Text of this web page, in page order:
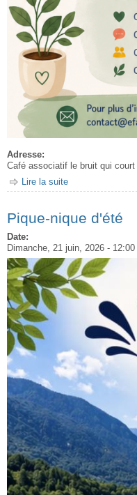
Adresse:
Café associatif le bruit qui
Lire la suite
Pique-nique d'été
Date:
Dimanche, 21 juin, 2026 - 12:00